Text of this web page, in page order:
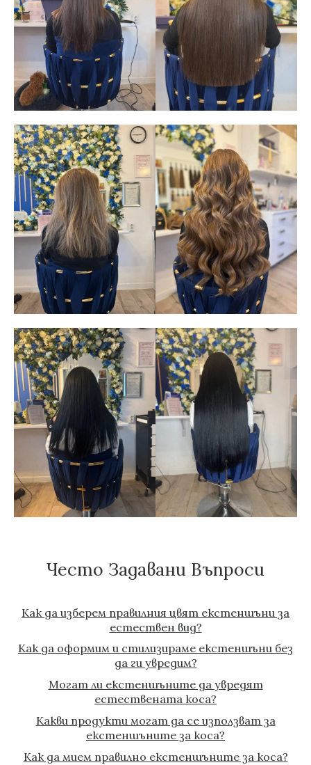
Често Задавани Въпроси
Как да изберем правилния цвят екстеншъни за
естествен вид?
Как да оформим и стилизираме екстеншъни без
да ги увредим?
Могат ли екстеншъните да увредят
естествената коса?
Какви продукти могат да се използват за
екстеншъните за коса?
Как да мием правилно екстеншъните за коса?